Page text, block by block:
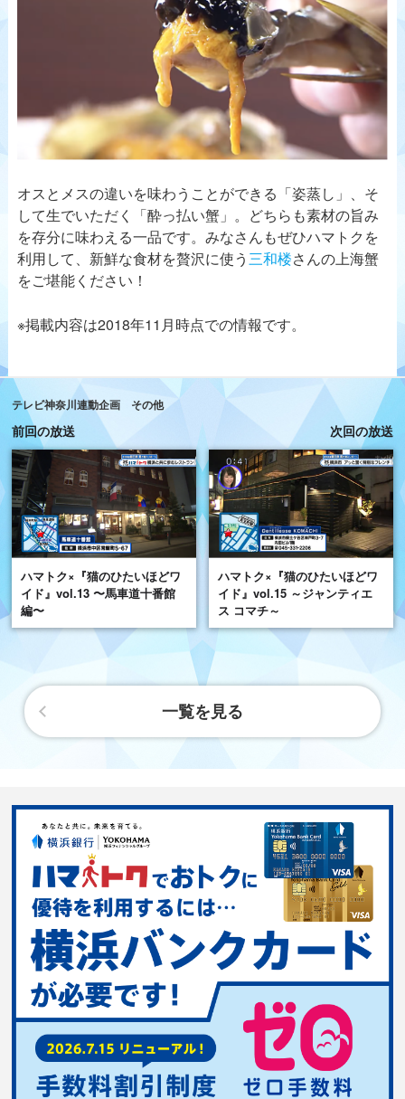
オスとメスの違いを味わうことができる「姿蒸し」、そ
して生でいただく「酔っ払い蟹」。どちらも素材の旨み
を存分に味わえる一品です。みなさんもぜひハマトクを
利用して、新鮮な食材を贅沢に使う三和楼さんの上海蟹
をご堪能ください！
※掲載内容は2018年11月時点での情報です。
テレビ神奈川連動企画 その他
前回の放送
ハマトク×『猫のひたいほどワ
イド』vol.13 〜馬車道十番館
編〜
次回の放送
ハマトク×『猫のひたいほどワ
イド』vol.15 ～ジャンティエ
ス コマチ～
一覧を見る